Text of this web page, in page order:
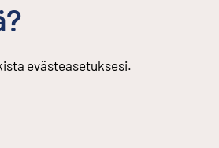
evästeasetuksesi.